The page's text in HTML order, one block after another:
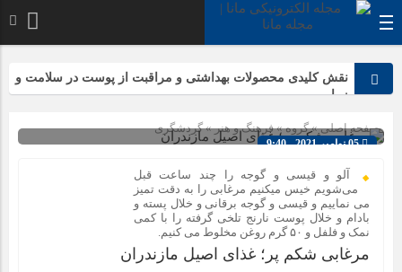
نقش کلیدی محصولات بهداشتی و مراقبت از پوست در سلامت و
زیبایی
چرا خرید سرفیس کار کرده، انتخاب هوشمندانه‌تری نسبت به
لپ‌تاپ نو است؟
۵ دلیل که تلفن‌های IP سیسکو باعث افزایش بهره‌وری تیم شما
می‌شوند
انواع باتری یو پی اس(ups)+مزایا معایب کاربرد+ جدول
صفحه اصلی» گروه »فرهنگ و هنر»گردشگری
05 نوامبر 2021 - 9:40
شناسه : 1382
آلو و قیسی و گوجه را چند ساعت قبل
می‌شویم خیس میکنیم مرغابی را به دقت تمیز
می نماییم و قیسی و گوجه برقانی و خلال پسته و
بادام و خلال پوست نارنج تلخی گرفته را با کمی
نمک و فلفل و ۵۰ گرم روغن مخلوط می کنیم.
مرغابی شکم پر؛ غذای اصیل مازندران